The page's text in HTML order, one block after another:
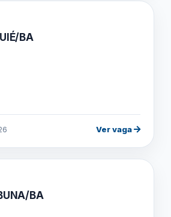
BA
Ver vaga
BA